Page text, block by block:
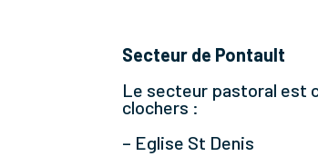
Secteur de Pontault
Le secteur pastoral est
clochers :
– Eglise St Denis